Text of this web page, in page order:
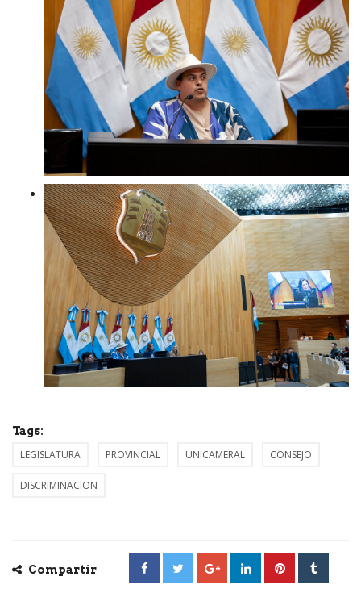
Tags:
LEGISLATURA PROVINCIAL UNICAMERAL CONSEJO
DISCRIMINACION
Compartir